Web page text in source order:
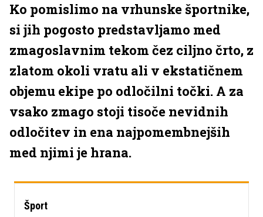
Ko pomislimo na vrhunske športnike,
si jih pogosto predstavljamo med
zmagoslavnim tekom čez ciljno črto, z
zlatom okoli vratu ali v ekstatičnem
objemu ekipe po odločilni točki. A za
vsako zmago stoji tisoče nevidnih
odločitev in ena najpomembnejših
med njimi je hrana.
Šport